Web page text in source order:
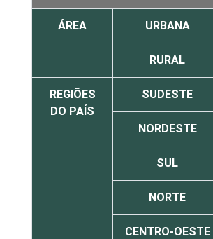
ÁREA URBANA
RURAL
REGIÕES
DO PAÍS
SUDESTE
NORDESTE
SUL
NORTE
CENTRO-OESTE